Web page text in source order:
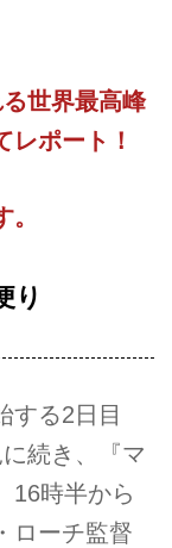
世界最高峰
レポート！
り
する2日目
続き、『マ
16時半から
ローチ監督